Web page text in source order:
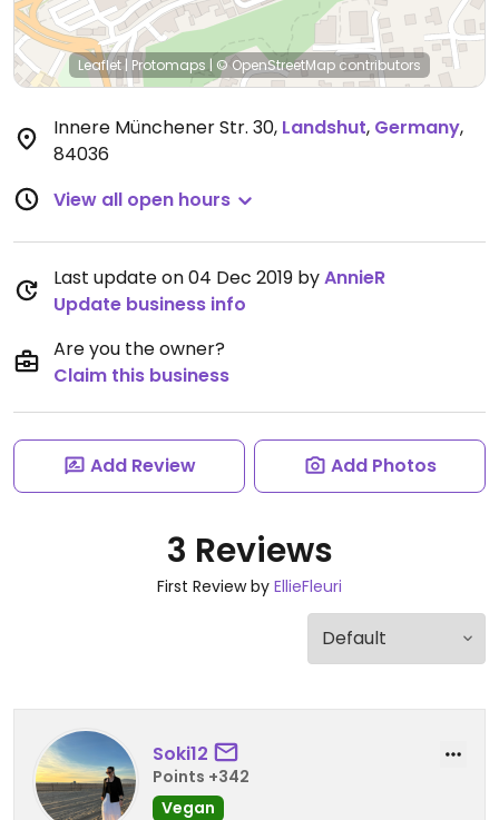
Leaflet | Protomaps | © OpenStreetMap contributors
Innere Münchener Str. 30, Landshut, Germany,
84036
View all open hours
Last update on 04 Dec 2019 byAnnieR
Update business info
Are you the owner?
Claim this business
Add Review Add Photos
3 Reviews
First Review by EllieFleuri
Soki12
Points +342
Vegan